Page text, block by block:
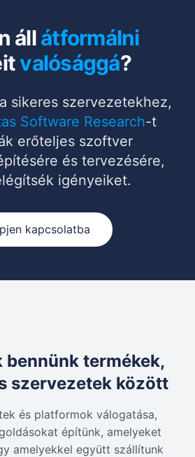
állátformálni
valósággá?
sikeres szervezetekhez,
Software Research-t
erőteljes szoftver
és tervezésére,
igényeiket.
kapcsolatba
bennünk termékek,
szervezetek között
és platformok válogatása,
építünk, amelyeket
amelyekkel együtt szállítunk